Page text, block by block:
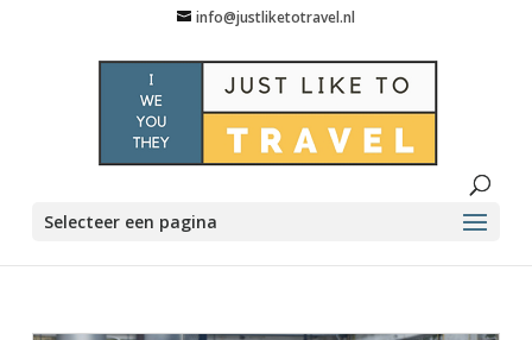
info@justliketotravel.nl
Selecteer een pagina